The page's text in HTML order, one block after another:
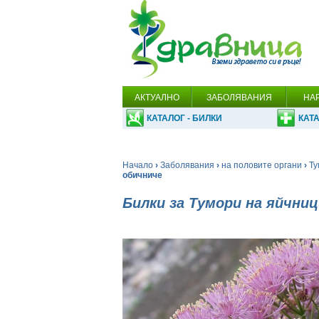
АКТУАЛНО ЗАБОЛЯВАНИЯ
КАТАЛОГ - БИЛКИ
Начало › Заболявания › на половите органи ›
обичниче
Билки за Тумори на